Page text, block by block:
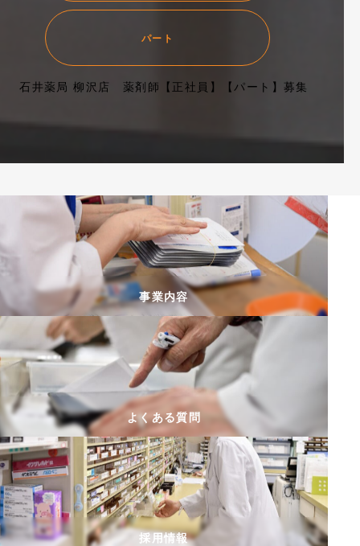
パート
石井薬局 柳沢店 薬剤師【正社員】【パート】募集
事業内容
よくある質問
採用情報